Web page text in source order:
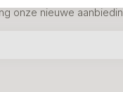
onze nieuwe